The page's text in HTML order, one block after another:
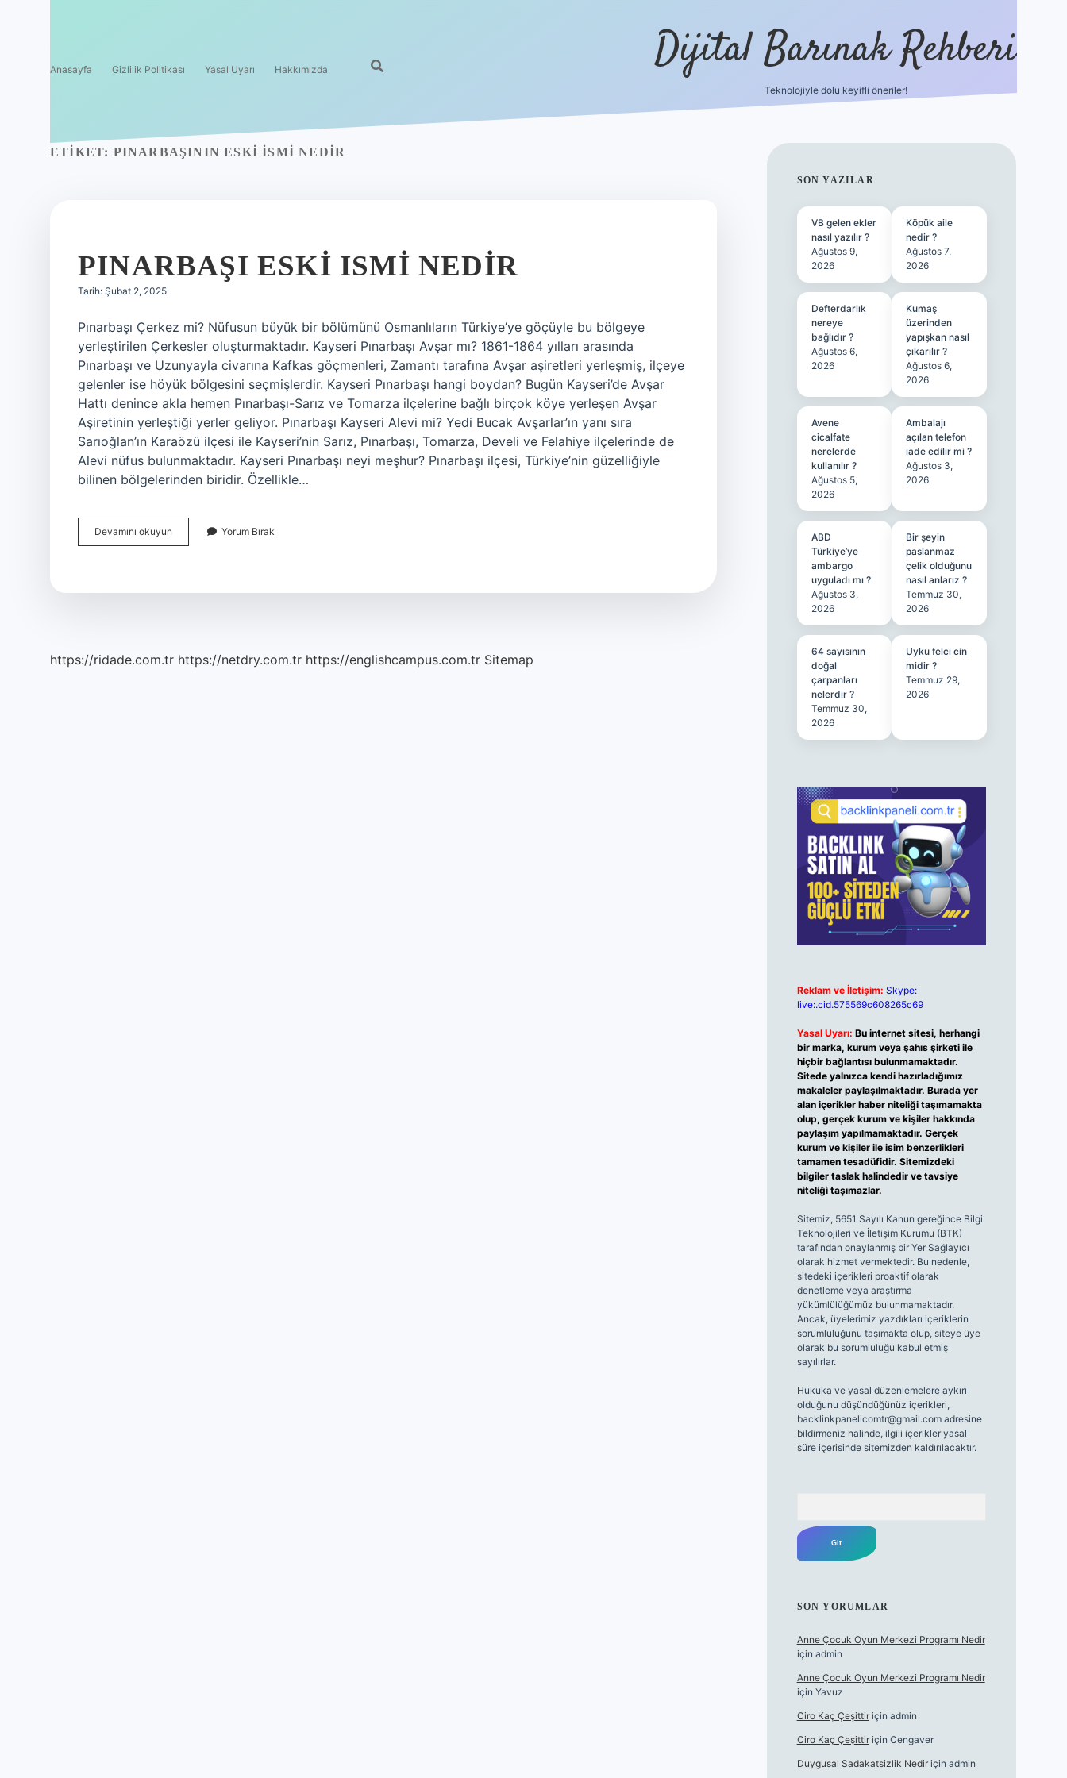
Anasayfa Gizlilik Politikası Yasal Uyarı Hakkımızda Dijital Barınak Rehberi
Teknolojiyle dolu keyifli öneriler!
ETIKET: PINARBAŞININ ESKI ISMI NEDIR
PINARBAŞI ESKI ISMI NEDIR
Tarih: Şubat 2, 2025
Pınarbaşı Çerkez mi? Nüfusun büyük bir bölümünü Osmanlıların Türkiye’ye göçüyle bu bölgeye
yerleştirilen Çerkesler oluşturmaktadır. Kayseri Pınarbaşı Avşar mı? 1861-1864 yılları arasında
Pınarbaşı ve Uzunyayla civarına Kafkas göçmenleri, Zamantı tarafına Avşar aşiretleri yerleşmiş, ilçeye
gelenler ise höyük bölgesini seçmişlerdir. Kayseri Pınarbaşı hangi boydan? Bugün Kayseri’de Avşar
Hattı denince akla hemen Pınarbaşı-Sarız ve Tomarza ilçelerine bağlı birçok köye yerleşen Avşar
Aşiretinin yerleştiği yerler geliyor. Pınarbaşı Kayseri Alevi mi? Yedi Bucak Avşarlar’ın yanı sıra
Sarıoğlan’ın Karaözü ilçesi ile Kayseri’nin Sarız, Pınarbaşı, Tomarza, Develi ve Felahiye ilçelerinde de
Alevi nüfus bulunmaktadır. Kayseri Pınarbaşı neyi meşhur? Pınarbaşı ilçesi, Türkiye’nin güzelliğiyle
bilinen bölgelerinden biridir. Özellikle…
Devamını okuyun Pınarbaşı
Eski
Yorum Bırak
https://ridade.com.tr https://netdry.com.tr https://englishcampus.com.tr Sitemap
SIDEBAR
SON YAZILAR
VB gelen ekler
nasıl yazılır ?
Ağustos 9,
2026
Köpük aile
nedir ?
Ağustos 7,
2026
Defterdarlık
nereye
bağlıdır ?
Ağustos 6,
2026
Kumaş
üzerinden
yapışkan nasıl
çıkarılır ?
Ağustos 6,
2026
Avene
cicalfate
nerelerde
kullanılır ?
Ağustos 5,
2026
Ambalajı
açılan telefon
iade edilir mi ?
Ağustos 3,
2026
ABD
Türkiye’ye
ambargo
uyguladı mı ?
Ağustos 3,
2026
Bir şeyin
paslanmaz
çelik olduğunu
nasıl anlarız ?
Temmuz 30,
2026
64 sayısının
doğal
çarpanları
nelerdir ?
Temmuz 30,
2026
Uyku felci cin
midir ?
Temmuz 29,
2026
Reklam ve İletişim: Skype:
live:.cid.575569c608265c69
Yasal Uyarı: Bu internet sitesi, herhangi
bir marka, kurum veya şahıs şirketi ile
hiçbir bağlantısı bulunmamaktadır.
Sitede yalnızca kendi hazırladığımız
makaleler paylaşılmaktadır. Burada yer
alan içerikler haber niteliği taşımamakta
olup, gerçek kurum ve kişiler hakkında
paylaşım yapılmamaktadır. Gerçek
kurum ve kişiler ile isim benzerlikleri
tamamen tesadüfidir. Sitemizdeki
bilgiler taslak halindedir ve tavsiye
niteliği taşımazlar.
Sitemiz, 5651 Sayılı Kanun gereğince Bilgi
Teknolojileri ve İletişim Kurumu (BTK)
tarafından onaylanmış bir Yer Sağlayıcı
olarak hizmet vermektedir. Bu nedenle,
sitedeki içerikleri proaktif olarak
denetleme veya araştırma
yükümlülüğümüz bulunmamaktadır.
Ancak, üyelerimiz yazdıkları içeriklerin
sorumluluğunu taşımakta olup, siteye üye
olarak bu sorumluluğu kabul etmiş
sayılırlar.
Hukuka ve yasal düzenlemelere aykırı
olduğunu düşündüğünüz içerikleri,
backlinkpanelicomtr@gmail.comadresine
bildirmeniz halinde, ilgili içerikler yasal
süre içerisinde sitemizden kaldırılacaktır.
SON YORUMLAR
Anne Çocuk Oyun Merkezi Programı Nedir
için admin
Anne Çocuk Oyun Merkezi Programı Nedir
için Yavuz
Ciro Kaç Çeşittiriçin admin
Ciro Kaç Çeşittiriçin Cengaver
Duygusal Sadakatsizlik Nediriçin admin
hiltonbet güncel